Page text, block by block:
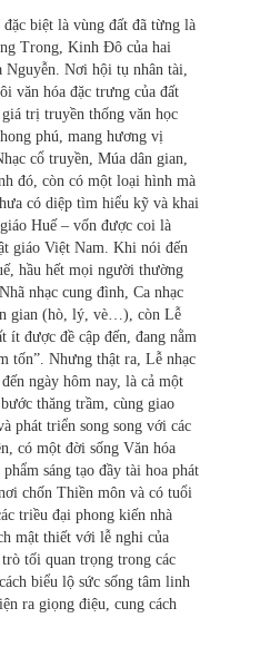
biệt là vùng đất đã từng là
Trong, Kinh Đô của hai
Nguyễn. Nơi hội tụ nhân tài,
văn hóa đặc trưng của đất
trị truyền thống văn học
phú, mang hương vị
cổ truyền, Múa dân gian,
đó, còn có một loại hình mà
có diệp tìm hiểu kỹ và khai
Huế – vốn được coi là
giáo Việt Nam. Khi nói đến
hầu hết mọi người thường
nhạc cung đình, Ca nhạc
gian (hò, lý, vè…), còn Lễ
ít được đề cập đến, đang nằm
tốn”. Nhưng thật ra, Lễ nhạc
ngày hôm nay, là cả một
thăng trầm, cùng giao
phát triển song song với các
có một đời sống Văn hóa
sáng tạo đầy tài hoa phát
chốn Thiền môn và có tuổi
triều đại phong kiến nhà
mật thiết với lễ nghi của
tối quan trọng trong các
biểu lộ sức sống tâm linh
ra giọng điệu, cung cách